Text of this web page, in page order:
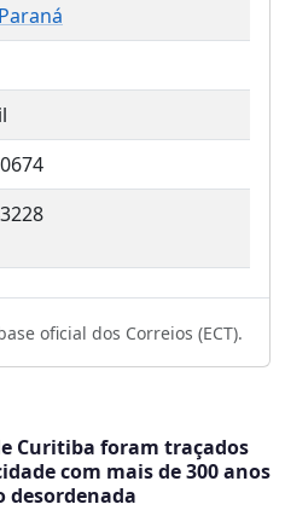
oficial dos Correios (ECT).
Curitiba foram traçados
com mais de 300 anos
desordenada